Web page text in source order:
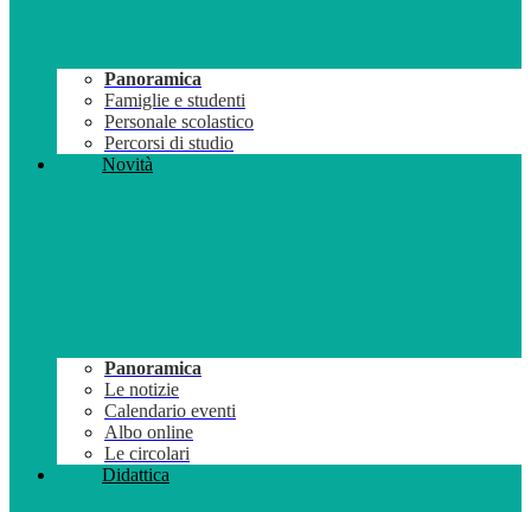
Panoramica
Famiglie e studenti
Personale scolastico
Percorsi di studio
Novità
Panoramica
Le notizie
Calendario eventi
Albo online
Le circolari
Didattica